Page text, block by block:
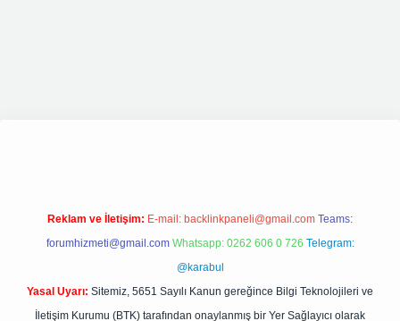
Reklam ve İletişim: E-mail: backlinkpaneli@gmail.com Teams:
forumhizmeti@gmail.com Whatsapp: 0262 606 0 726 Telegram:
@karabul
Yasal Uyarı: Sitemiz, 5651 Sayılı Kanun gereğince Bilgi Teknolojileri ve
İletişim Kurumu (BTK) tarafından onaylanmış bir Yer Sağlayıcı olarak